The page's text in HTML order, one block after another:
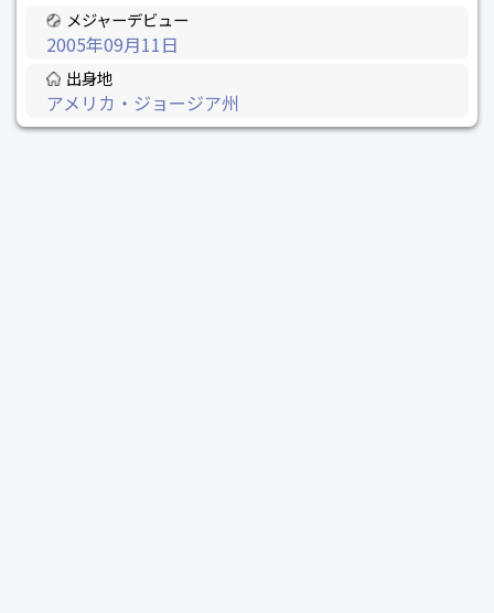
メジャーデビュー
2005年09月11日
出身地
アメリカ・ジョージア州